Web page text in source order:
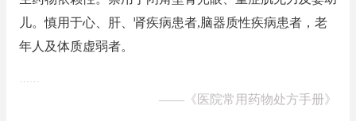
儿。慎用于心、肝、肾疾病患者,脑器质性疾病患者，老
年人及体质虚弱者。
—— 《医院常用药物处方手册》